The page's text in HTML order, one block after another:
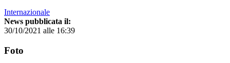
Internazionale
News pubblicata il:
30/10/2021 alle 16:39
Foto